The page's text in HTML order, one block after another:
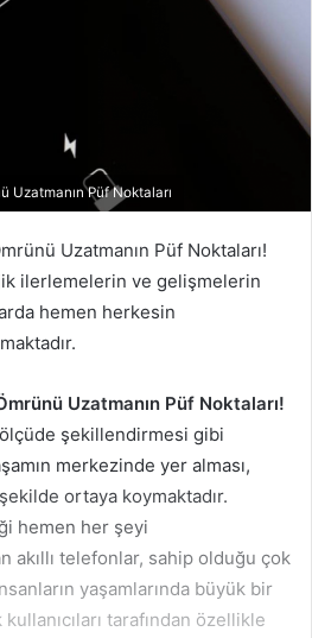
Uzatmanın Püf Noktaları
Uzatmanın Püf Noktaları!
ilerlemelerin ve gelişmelerin
hemen herkesin
Uzatmanın Püf Noktaları!
ölçüde şekillendirmesi gibi
merkezinde yer alması,
ortaya koymaktadır.
hemen her şeyi
akıllı telefonlar, sahip olduğu çok
yaşamlarında büyük bir
tarafından özellikle